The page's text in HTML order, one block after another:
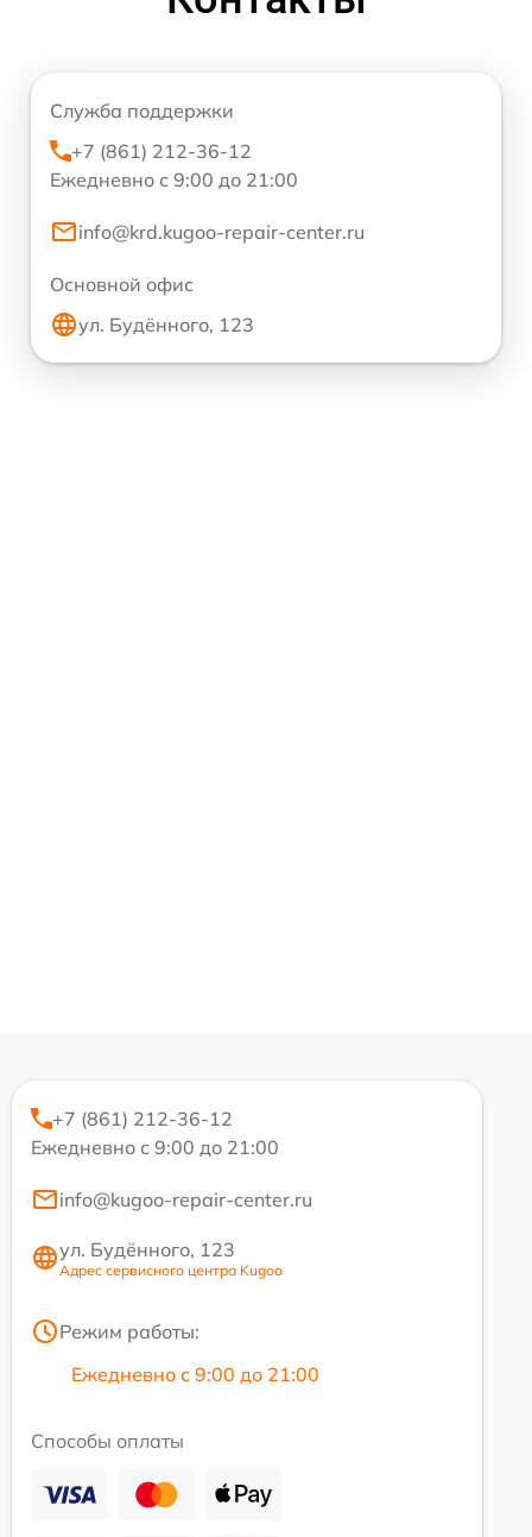
Служба поддержки
+7 (861) 212-36-12
Ежедневно с 9:00 до 21:00
info@krd.kugoo-repair-center.ru
Основной офис
ул. Будённого, 123
+7 (861) 212-36-12
Ежедневно с 9:00 до 21:00
info@kugoo-repair-center.ru
ул. Будённого, 123
Адрес сервисного центра Kugoo
Режим работы:
Ежедневно с 9:00 до 21:00
Способы оплаты